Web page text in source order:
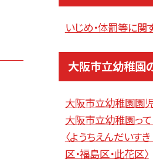
いじめ・体罰等に関
大阪市立幼稚園
大阪市立幼稚園園
大阪市立幼稚園って
〈ようちえんだいす
区・福島区・此花区〉